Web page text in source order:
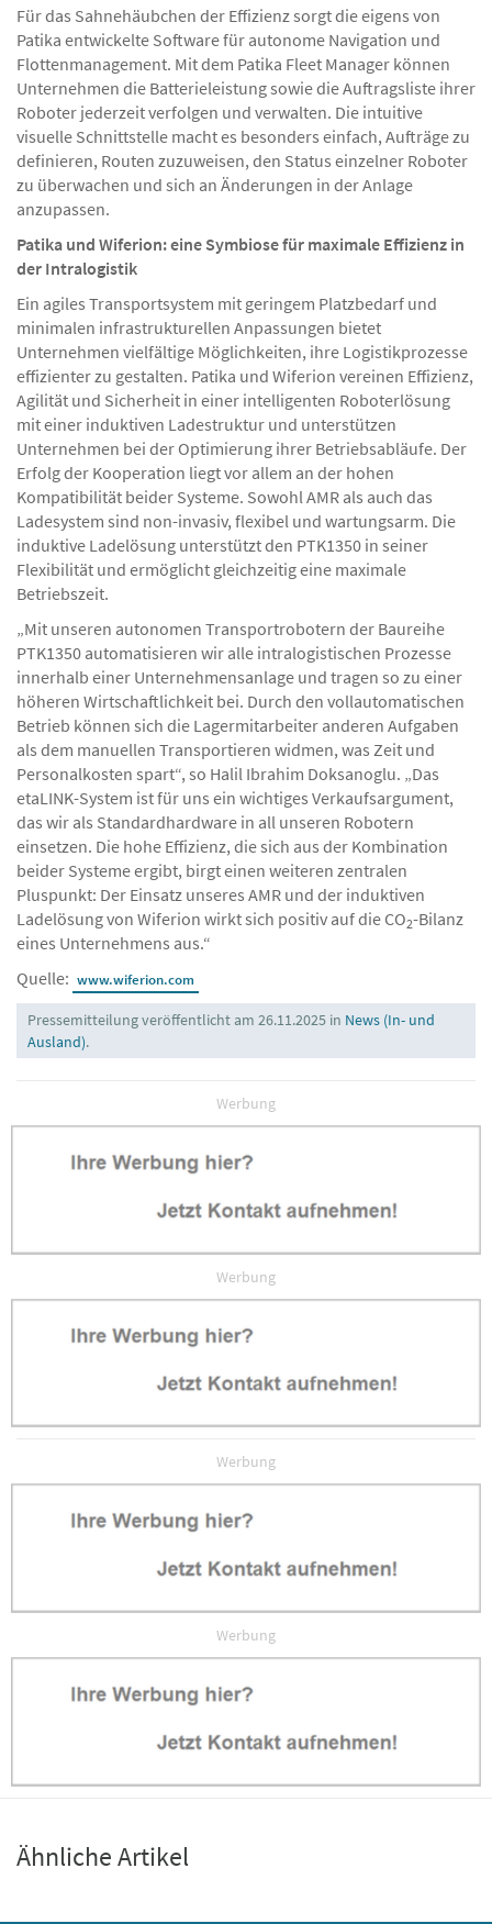
Für das Sahnehäubchen der Effizienz sorgt die eigens von
Patika entwickelte Software für autonome Navigation und
Flottenmanagement. Mit dem Patika Fleet Manager können
Unternehmen die Batterieleistung sowie die Auftragsliste ihrer
Roboter jederzeit verfolgen und verwalten. Die intuitive
visuelle Schnittstelle macht es besonders einfach, Aufträge zu
definieren, Routen zuzuweisen, den Status einzelner Roboter
zu überwachen und sich an Änderungen in der Anlage
anzupassen.
Patika und Wiferion: eine Symbiose für maximale Effizienz in
der Intralogistik
Ein agiles Transportsystem mit geringem Platzbedarf und
minimalen infrastrukturellen Anpassungen bietet
Unternehmen vielfältige Möglichkeiten, ihre Logistikprozesse
effizienter zu gestalten. Patika und Wiferion vereinen Effizienz,
Agilität und Sicherheit in einer intelligenten Roboterlösung
mit einer induktiven Ladestruktur und unterstützen
Unternehmen bei der Optimierung ihrer Betriebsabläufe. Der
Erfolg der Kooperation liegt vor allem an der hohen
Kompatibilität beider Systeme. Sowohl AMR als auch das
Ladesystem sind non-invasiv, flexibel und wartungsarm. Die
induktive Ladelösung unterstützt den PTK1350 in seiner
Flexibilität und ermöglicht gleichzeitig eine maximale
Betriebszeit.
„Mit unseren autonomen Transportrobotern der Baureihe
PTK1350 automatisieren wir alle intralogistischen Prozesse
innerhalb einer Unternehmensanlage und tragen so zu einer
höheren Wirtschaftlichkeit bei. Durch den vollautomatischen
Betrieb können sich die Lagermitarbeiter anderen Aufgaben
als dem manuellen Transportieren widmen, was Zeit und
Personalkosten spart“, so Halil Ibrahim Doksanoglu. „Das
etaLINK-System ist für uns ein wichtiges Verkaufsargument,
das wir als Standardhardware in all unseren Robotern
einsetzen. Die hohe Effizienz, die sich aus der Kombination
beider Systeme ergibt, birgt einen weiteren zentralen
Pluspunkt: Der Einsatz unseres AMR und der induktiven
Ladelösung von Wiferion wirkt sich positiv auf die CO2-Bilanz
eines Unternehmens aus.“
Quelle: www.wiferion.com
Pressemitteilung veröffentlicht am 26.11.2025 in News (In- und
Ausland).
Werbung
Werbung
Werbung
Werbung
Ähnliche Artikel